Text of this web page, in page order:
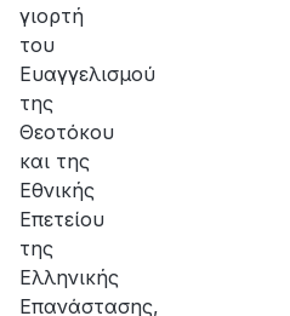
γιορτή
του
Ευαγγελισμού
της
Θεοτόκου
και της
Εθνικής
Επετείου
της
Ελληνικής
Επανάστασης,